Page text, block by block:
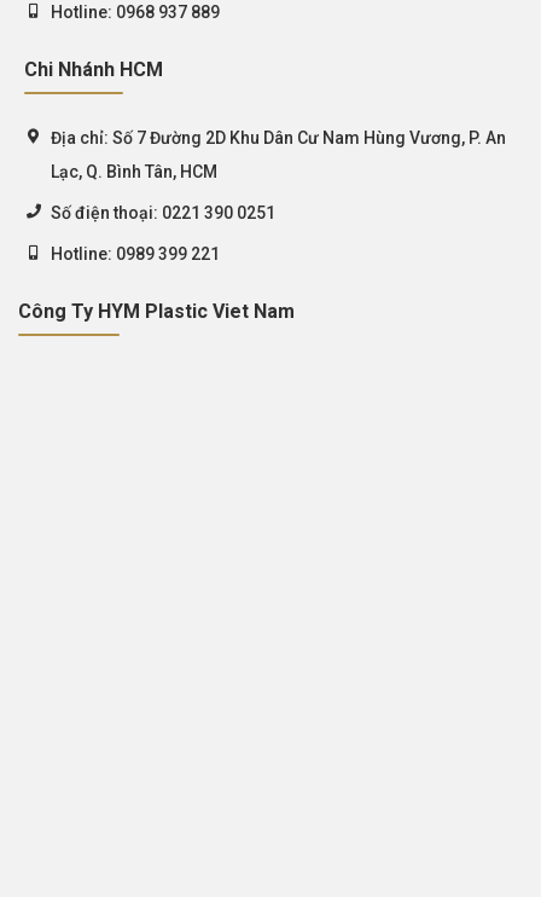
Hotline: 0968 937 889
Chi Nhánh HCM
Địa chỉ: Số 7 Đường 2D Khu Dân Cư Nam Hùng Vương, P. An
Lạc, Q. Bình Tân, HCM
Số điện thoại: 0221 390 0251
Hotline: 0989 399 221
Công Ty HYM Plastic Viet Nam